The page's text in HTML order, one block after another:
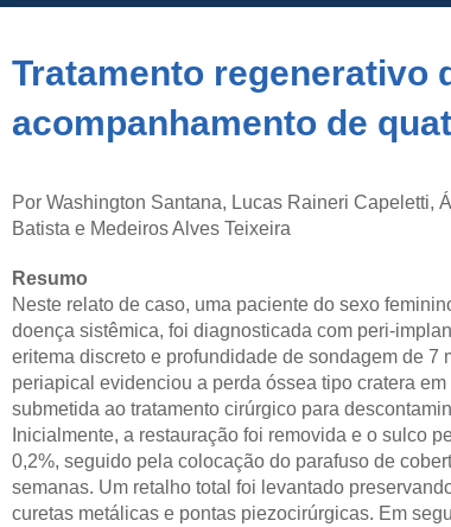
Tratamento regenerativo
acompanhamento de
Por Washington Santana, Lucas Raineri Capeletti,
Batista e Medeiros Alves Teixeira
Resumo
Neste relato de caso, uma paciente do sexo
doença sistêmica, foi diagnosticada com peri-
eritema discreto e profundidade de sondagem de 7
periapical evidenciou a perda óssea tipo cratera
submetida ao tratamento cirúrgico para
Inicialmente, a restauração foi removida e o sulco
0,2%, seguido pela colocação do parafuso de
semanas. Um retalho total foi levantado
curetas metálicas e pontas piezocirúrgicas. Em